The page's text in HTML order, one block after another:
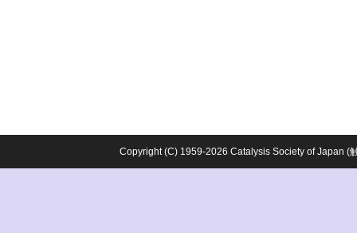
Copyright (C) 1959-2026 Catalysis Society of Japan (